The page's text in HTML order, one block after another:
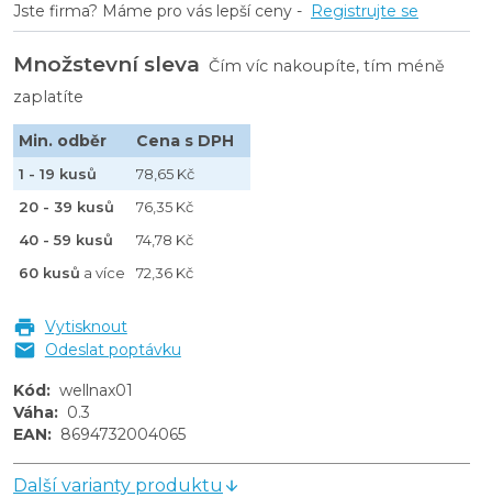
Jste firma? Máme pro vás lepší ceny - Registrujte se
Množstevní sleva Čím víc nakoupíte, tím méně
zaplatíte
Min. odběr Cena s DPH
1 - 19 kusů
78,65 Kč
20 - 39 kusů
76,35 Kč
40 - 59 kusů
74,78 Kč
60 kusů a více 72,36 Kč
Vytisknout
Odeslat poptávku
Kód: wellnax01
Váha: 0.3
EAN: 8694732004065
Další varianty produktu